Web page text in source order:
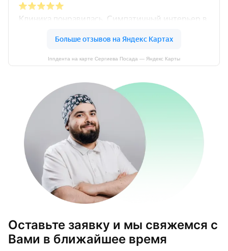
Оставьте заявку и мы свяжемся с
Вами в ближайшее время
Innдента на карте Сергиева Посада — Яндекс Карты